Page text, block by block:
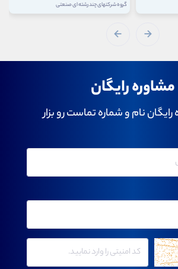
گروه شرکتهای چند رشته ای صنعتی
مشاوره رایگان
رایگان نام و شماره تماست رو بزار